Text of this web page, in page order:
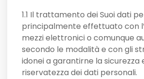
1.1 Il trattamento dei Suoi dati
principalmente effettuato con
mezzi elettronici o comunque
secondo le modalità e con gli
idonei a garantirne la sicurezza
riservatezza dei dati personali.